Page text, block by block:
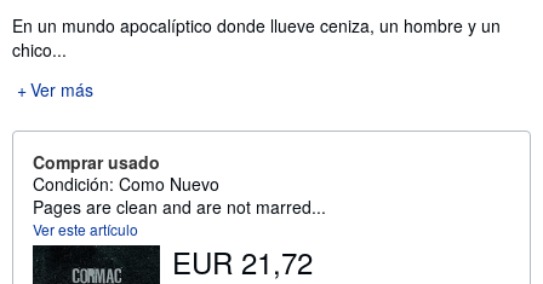
En un mundo apocalíptico donde llueve ceniza, un hombre y un
chico...
Ver más
Comprar usado
Condición: Como Nuevo
Pages are clean and are not marred...
Ver este artículo
EUR 21,72